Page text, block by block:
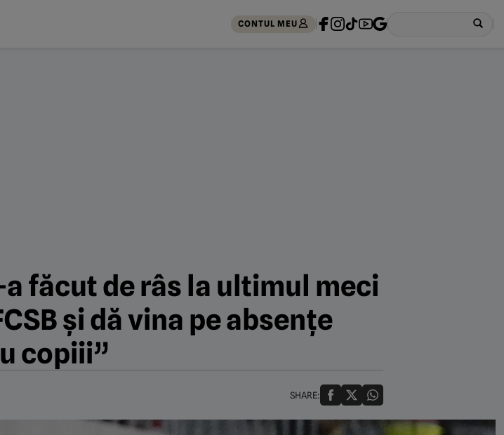
CONTUL MEU
a făcut de râs la ultimul meci
și dă vina pe absențe
copiii”
SHARE: